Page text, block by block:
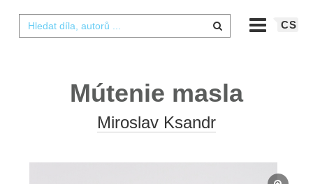
CS
Mútenie masla
Miroslav Ksandr